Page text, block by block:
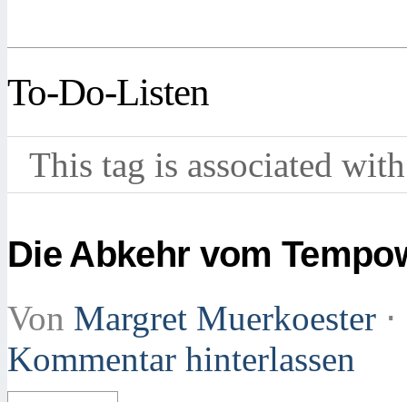
To-Do-Listen
This tag is associated
Die Abkehr vom
Von Margret Muerkoester ⋅
Kommentar hinterlassen